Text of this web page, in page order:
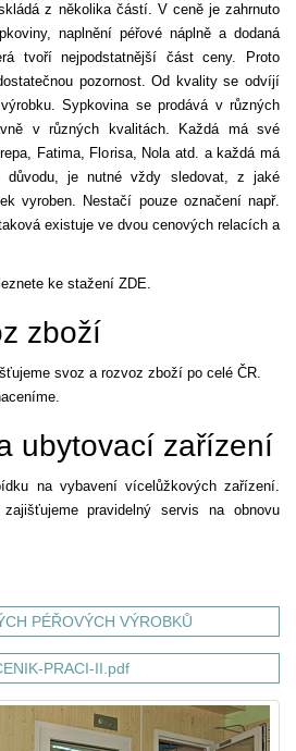
z několika částí. V ceně je zahrnuto
naplnění péřové náplně a dodaná
tvoří nejpodstatnější část ceny. Proto
pozornost. Od kvality se odvíjí
Sypkovina se prodává v různých
v různých kvalitách. Každá má své
Fatima, Florisa, Nola atd. a každá má
je nutné vždy sledovat, z jaké
vyroben. Nestačí pouze označení např.
existuje ve dvou cenových relacích a
ke stažení ZDE.
zboží
svoz a rozvoz zboží po celé ČR.
ubytovací zařízení
na vybavení vícelůžkových zařízení.
pravidelný servis na obnovu
PÉŘOVÝCH VÝROBKŮ
PRACI-II.pdf